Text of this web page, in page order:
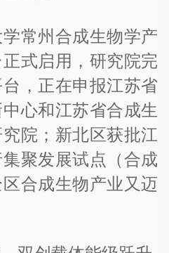
常州合成生物学产
式启用，研究院完
，正在申报江苏省
心和江苏省合成生
院；新北区获批江
聚发展试点（合成
合成生物产业又迈